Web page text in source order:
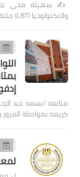
والتكنولوجيا (LBT) ملتقى مستقبل سوق العمل (ملت…
متابعه /بسمه عبد
كريمه بمواصلة المرور